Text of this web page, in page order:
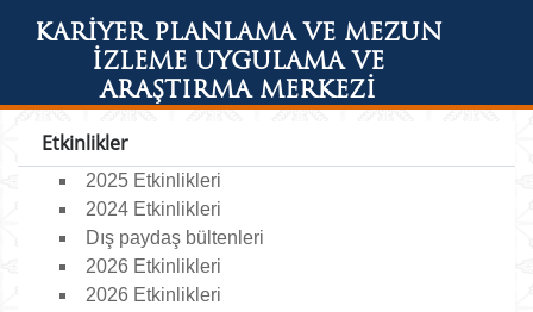
KARİYER PLANLAMA VE MEZUN
İZLEME UYGULAMA VE
ARAŞTIRMA MERKEZİ
Etkinlikler
2025 Etkinlikleri
2024 Etkinlikleri
Dış paydaş bültenleri
2026 Etkinlikleri
2026 Etkinlikleri